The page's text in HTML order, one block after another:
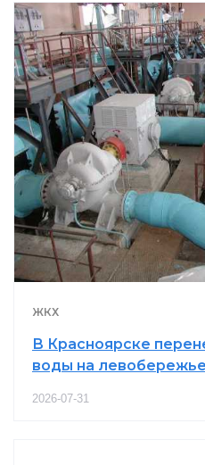
ЖКХ
В Красноярске
воды на левобережье
2026-07-31